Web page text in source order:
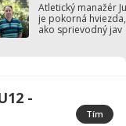
Atletický manažér
je pokorná
ako sprievodný jav
-
Tím